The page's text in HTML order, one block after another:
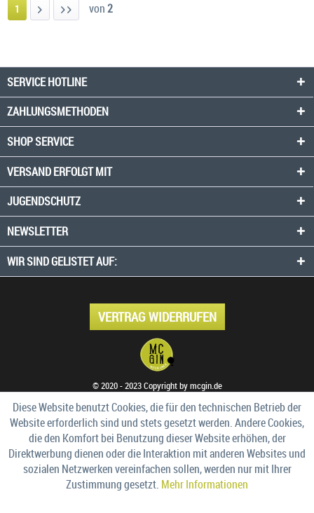
1 von2
SERVICE HOTLINE
ZAHLUNGSMETHODEN
SHOP SERVICE
VERSAND ERFOLGT MIT
JUGENDSCHUTZ
NEWSLETTER
WIR SIND GELISTET AUF:
VERTRAG WIDERRUFEN
© 2020 - 2023 Copyright by mcgin.de
Diese Website benutzt Cookies, die für den technischen Betrieb der
Website erforderlich sind und stets gesetzt werden. Andere Cookies,
die den Komfort bei Benutzung dieser Website erhöhen, der
Direktwerbung dienen oder die Interaktion mit anderen Websites und
sozialen Netzwerken vereinfachen sollen, werden nur mit Ihrer
Zustimmung gesetzt. Mehr Informationen